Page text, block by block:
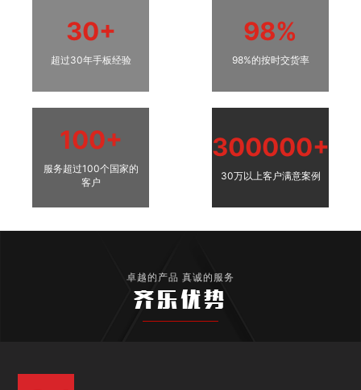
30+
超过30年手板经验
98%
98%的按时交货率
100+
服务超过100个国家的
客户
300000+
30万以上客户满意案例
卓越的产品 真诚的服务
齐乐优势